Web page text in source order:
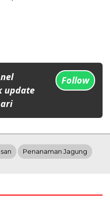
update
Follow
Penanaman Jagung